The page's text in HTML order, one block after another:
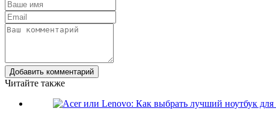
Добавить комментарий
Читайте также